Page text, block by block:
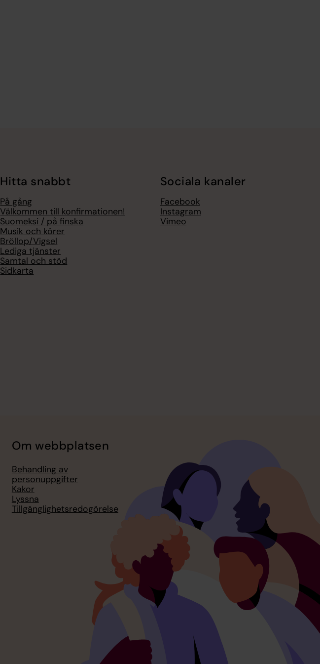
Hitta snabbt
På gång
Välkommen till konfirmationen!
Suomeksi / på finska
Musik och körer
Bröllop/Vigsel
Lediga tjänster
Samtal och stöd
Sidkarta
Sociala kanaler
Facebook
Instagram
Vimeo
Om webbplatsen
Behandling av
personuppgifter
Kakor
Lyssna
Tillgänglighetsredogörelse